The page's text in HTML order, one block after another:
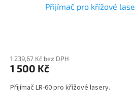
Přijímač pro křížové
produktu
je
z
5
1 239,67 Kč bez DPH
1 500 Kč
Přijímač LR-60 pro křížové lasery.